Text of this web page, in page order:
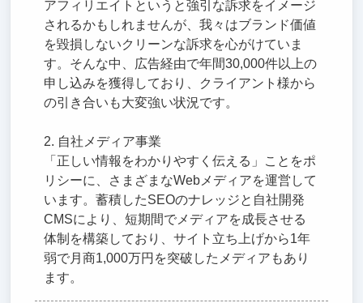
アフィリエイトというと強引な訴求をイメージ
されるかもしれませんが、我々はブランド価値
を毀損しないクリーンな訴求を心がけていま
す。そんな中、広告経由で年間30,000件以上の
申し込みを獲得しており、クライアント様から
の引き合いも大変強い状況です。
2. 自社メディア事業
「正しい情報をわかりやすく伝える」ことをポ
リシーに、さまざまなWebメディアを運営して
います。蓄積したSEOのナレッジと自社開発
CMSにより、短期間でメディアを成長させる
体制を構築しており、サイト立ち上げから1年
弱で月商1,000万円を突破したメディアもあり
ます。